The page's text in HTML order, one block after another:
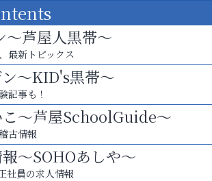
～芦屋人黒帯～
最新トピックス
～KID's黒帯～
記事も！
～芦屋SchoolGuide～
古情報
～SOHOあしや～
社員の求人情報